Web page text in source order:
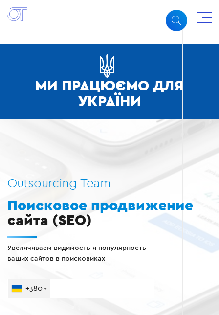
МИ ПРАЦЮЄМО ДЛЯ
УКРАЇНИ
Outsourcing Team
Поисковое продвижение
сайта (SEO)
Увеличиваем видимость и популярность
ваших сайтов в поисковиках
+380